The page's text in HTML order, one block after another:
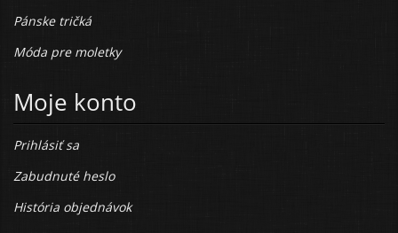
Pánske tričká
Móda pre moletky
Moje konto
Prihlásiť sa
Zabudnuté heslo
História objednávok